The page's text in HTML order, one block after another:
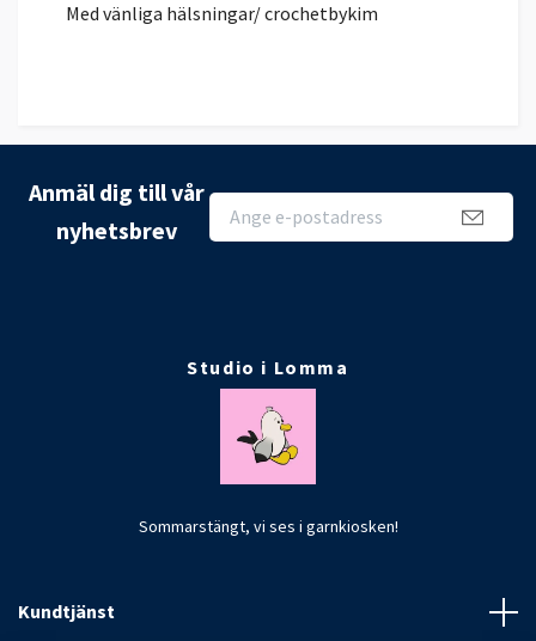
Med vänliga hälsningar/ crochetbykim
Anmäl dig till vår
nyhetsbrev
Studio i Lomma
Sommarstängt, vi ses i garnkiosken!
Kundtjänst